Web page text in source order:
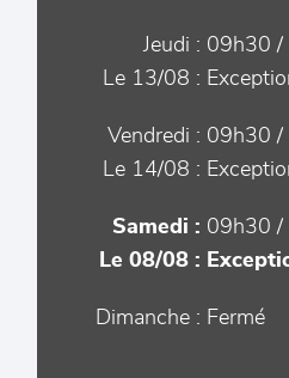
Jeudi : 09h30
Le 13/08 :
Vendredi : 09h30
Le 14/08 :
Samedi : 09h30
Le 08/08 :
Dimanche : Fermé